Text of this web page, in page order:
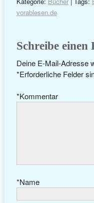
vorablesen.de
Schreibe
Deine E-Mail-Adresse
Erforderliche Felder
*
Kommentar
*
Name
*